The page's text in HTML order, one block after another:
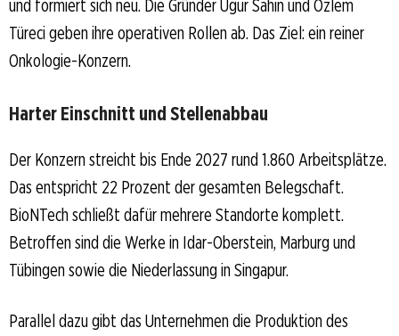
und formiert sich neu. Die Gründer Ugur Sahin und Özlem
Türeci geben ihre operativen Rollen ab. Das Ziel: ein reiner
Onkologie-Konzern.
Harter Einschnitt und Stellenabbau
Der Konzern streicht bis Ende 2027 rund 1.860 Arbeitsplätze.
Das entspricht 22 Prozent der gesamten Belegschaft.
BioNTech schließt dafür mehrere Standorte komplett.
Betroffen sind die Werke in Idar-Oberstein, Marburg und
Tübingen sowie die Niederlassung in Singapur.
Parallel dazu gibt das Unternehmen die Produktion des